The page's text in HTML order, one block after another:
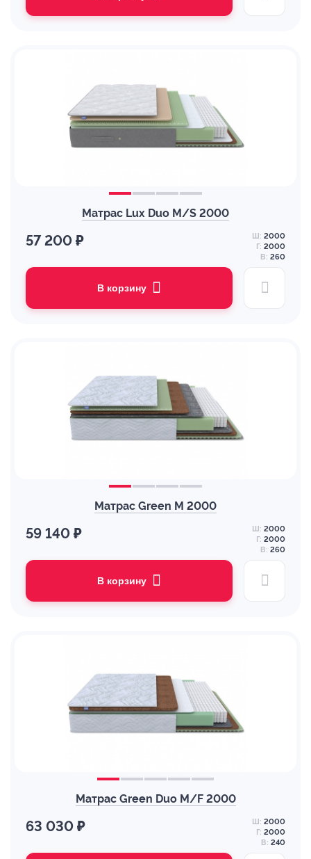
Матрас Lux Duo M/S 2000
57 200 ₽ Ш: 2000
Г: 2000
В: 260
В корзину
Матрас Green M 2000
59 140 ₽ Ш: 2000
Г: 2000
В: 260
В корзину
Матрас Green Duo M/F 2000
63 030 ₽ Ш: 2000
Г: 2000
В: 240